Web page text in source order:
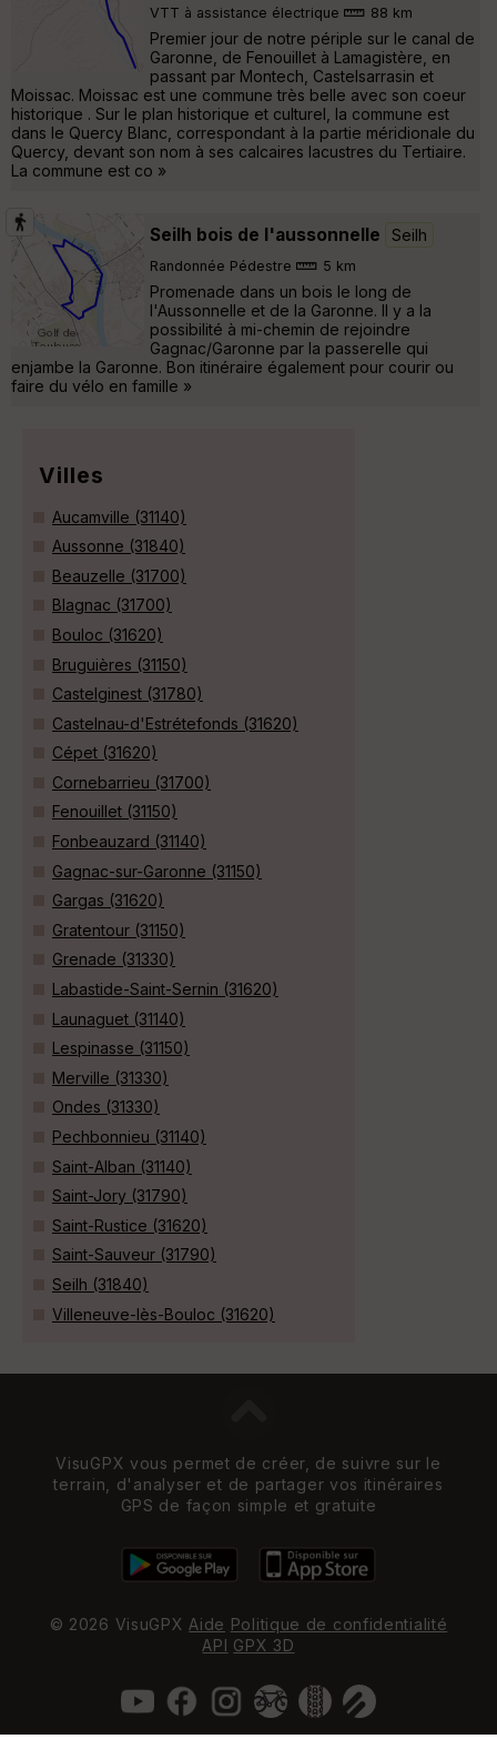
VTT à assistance électrique 88 km
Premier jour de notre périple sur le canal de
Garonne, de Fenouillet à Lamagistère, en
passant par Montech, Castelsarrasin et
Moissac. Moissac est une commune très belle avec son coeur
historique . Sur le plan historique et culturel, la commune est
dans le Quercy Blanc, correspondant à la partie méridionale du
Quercy, devant son nom à ses calcaires lacustres du Tertiaire.
La commune est co »
Seilh bois de l'aussonnelle Seilh
Randonnée Pédestre 5 km
Promenade dans un bois le long de
l'Aussonnelle et de la Garonne. Il y a la
possibilité à mi-chemin de rejoindre
Gagnac/Garonne par la passerelle qui
enjambe la Garonne. Bon itinéraire également pour courir ou
faire du vélo en famille »
Villes
Aucamville (31140)
Aussonne (31840)
Beauzelle (31700)
Blagnac (31700)
Bouloc (31620)
Bruguières (31150)
Castelginest (31780)
Castelnau-d'Estrétefonds (31620)
Cépet (31620)
Cornebarrieu (31700)
Fenouillet (31150)
Fonbeauzard (31140)
Gagnac-sur-Garonne (31150)
Gargas (31620)
Gratentour (31150)
Grenade (31330)
Labastide-Saint-Sernin (31620)
Launaguet (31140)
Lespinasse (31150)
Merville (31330)
Ondes (31330)
Pechbonnieu (31140)
Saint-Alban (31140)
Saint-Jory (31790)
Saint-Rustice (31620)
Saint-Sauveur (31790)
Seilh (31840)
Villeneuve-lès-Bouloc (31620)
VisuGPX vous permet de créer, de suivre sur le
terrain, d'analyser et de partager vos itinéraires
GPS de façon simple et gratuite
© 2026 VisuGPX Aide Politique de confidentialité
API GPX 3D